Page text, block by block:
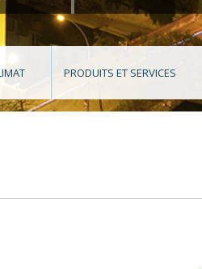
PRODUITS ET SERVICES